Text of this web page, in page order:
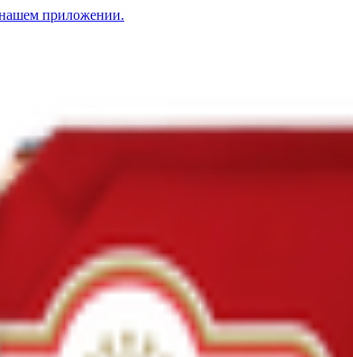
приложении.
Кетчуп «Astoria» томатный BYNBYN